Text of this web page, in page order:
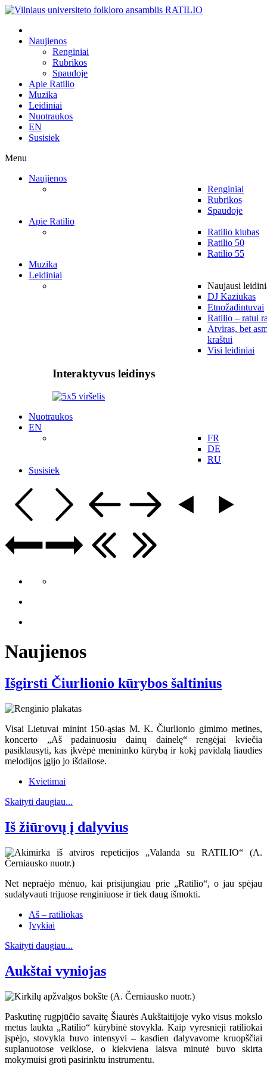
Naujienos
Renginiai
Rubrikos
Spaudoje
Apie Ratilio
Muzika
Leidiniai
Nuotraukos
EN
Susisiek
Menu
Naujienos
Renginiai
Rubrikos
Spaudoje
Apie Ratilio
Ratilio klubas
Ratilio 50
Ratilio 55
Muzika
Leidiniai
Naujausi
DJ Kaziukas
Etnožadintuvai
Ratilio – ratui
Atviras, bet
kraštui
Visi leidiniai
Interaktyvus leidinys
Nuotraukos
EN
FR
DE
RU
Susisiek
Naujienos
Išgirsti Čiurlionio kūrybos šaltinius
Visai Lietuvai minint 150-ąsias M. K. Čiurlionio gimimo metines,
koncerto „Aš padainuosiu dainų dainelę“ rengėjai kviečia
pasiklausyti, kas įkvėpė menininko kūrybą ir kokį pavidalą liaudies
melodijos įgijo jo išdailose.
Kvietimai
Skaityti daugiau...
Iš žiūrovų į dalyvius
Net nepraėjo mėnuo, kai prisijungiau prie „Ratilio“, o jau spėjau
sudalyvauti trijuose renginiuose ir tiek daug išmokti.
Aš – ratiliokas
Įvykiai
Skaityti daugiau...
Aukštai vyniojas
Paskutinę rugpjūčio savaitę Šiaurės Aukštaitijoje vyko visus mokslo
metus laukta „Ratilio“ kūrybinė stovykla. Kaip vyresnieji ratiliokai
įspėjo, stovykla buvo intensyvi – kasdien dalyvavome kruopščiai
suplanuotose veiklose, o kiekviena laisva minutė buvo skirta
mokymuisi groti pasirinktu instrumentu.